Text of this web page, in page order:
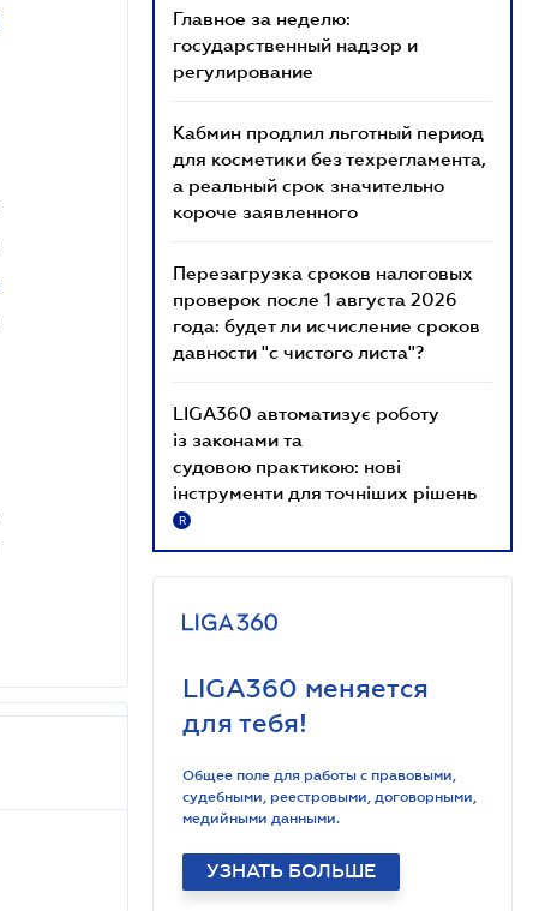
Главное за неделю:
государственный надзор и
регулирование
Кабмин продлил льготный период
для косметики без техрегламента,
а реальный срок значительно
короче заявленного
Перезагрузка сроков налоговых
проверок после 1 августа 2026
года: будет ли исчисление сроков
давности "с чистого листа"?
LIGA360 автоматизує роботу
із законами та
судовою практикою: нові
інструменти для точніших рішень
R
LIGA360 меняется
для тебя!
Общее поле для работы с правовыми,
судебными, реестровыми, договорными,
медийными данными.
УЗНАТЬ БОЛЬШЕ